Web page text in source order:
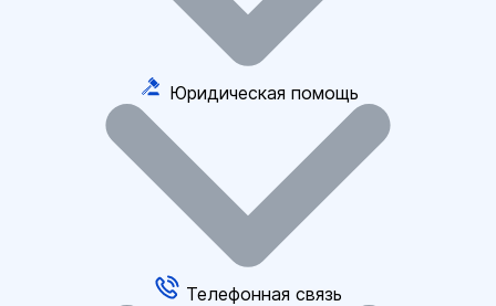
Юридическая помощь
Телефонная связь